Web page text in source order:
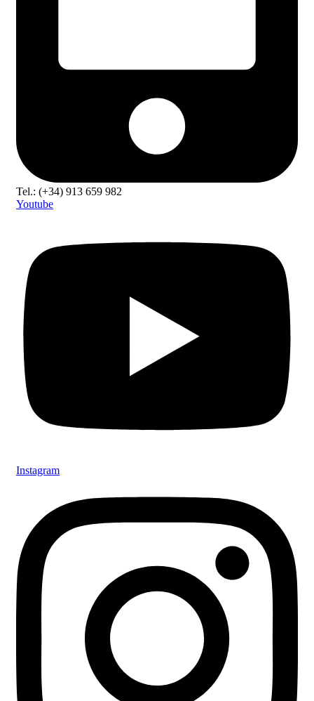
Tel.: (+34) 913 659 982
Youtube
Instagram